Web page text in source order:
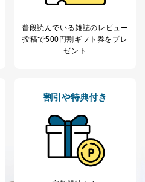
、総務などの雇用管理等のた
による商品、
ビス、キャンペーン等の広告
するご案内のため
のサービス利用状況の把握お
い合わせ対応、トラブル対
オペレーター教育など応対品
普段読んでいる雑誌のレビュー
投稿で500円割ギフト券をプレ
ゼント
割引や特典付き